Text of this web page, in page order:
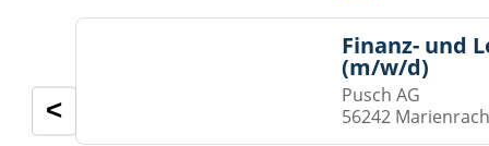
Finanz- und
(m/w/d)
Pusch AG
56242
<